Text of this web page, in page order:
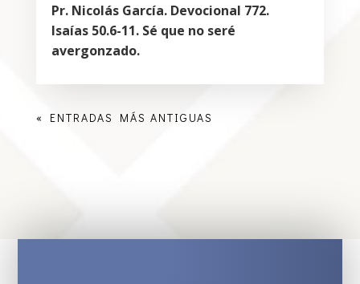
Pr. Nicolás García. Devocional 772.
Isaías 50.6-11. Sé que no seré
avergonzado.
« ENTRADAS MÁS ANTIGUAS